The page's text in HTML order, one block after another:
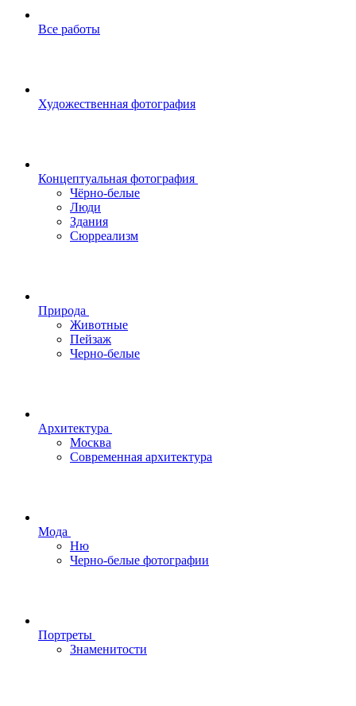
Все работы
Художественная фотография
Концептуальная фотография
Чёрно-белые
Люди
Здания
Сюрреализм
Природа
Животные
Пейзаж
Черно-белые
Архитектура
Москва
Современная архитектура
Мода
Ню
Черно-белые фотографии
Портреты
Знаменитости